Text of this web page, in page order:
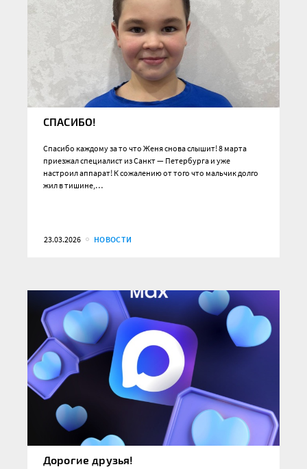
СПАСИБО!
Спасибо каждому за то что Женя снова слышит! 8 марта
приезжал специалист из Санкт — Петербурга и уже
настроил аппарат! К сожалению от того что мальчик долго
жил в тишине,…
23.03.2026 НОВОСТИ
Дорогие друзья!